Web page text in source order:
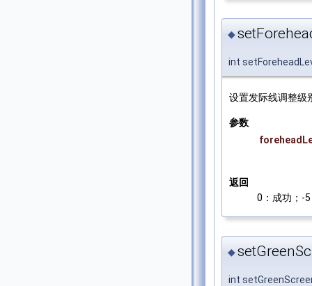
◆
int
设置发际线调整级
参数
返回
0：成功；-
◆
int